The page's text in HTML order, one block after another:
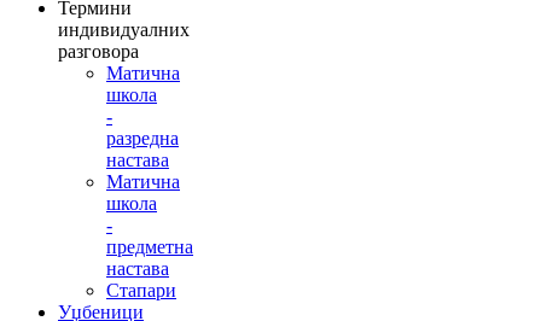
Термини
индивидуалних
разговора
Матична
школа
-
разредна
настава
Матична
школа
-
предметна
настава
Стапари
Уџбеници